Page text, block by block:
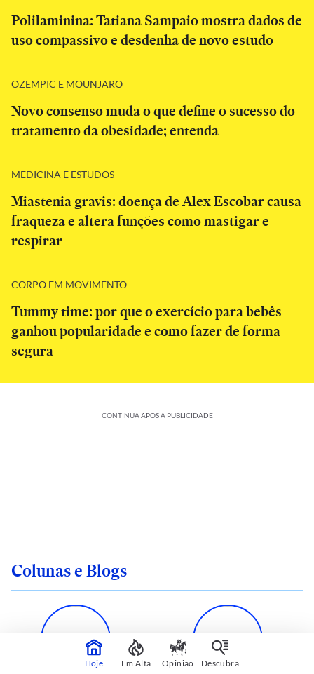
Polilaminina: Tatiana Sampaio mostra dados de
uso compassivo e desdenha de novo estudo
OZEMPIC E MOUNJARO
Novo consenso muda o que define o sucesso do
tratamento da obesidade; entenda
MEDICINA E ESTUDOS
Miastenia gravis: doença de Alex Escobar causa
fraqueza e altera funções como mastigar e
respirar
CORPO EM MOVIMENTO
Tummy time: por que o exercício para bebês
ganhou popularidade e como fazer de forma
segura
CONTINUA APÓS A PUBLICIDADE
Colunas e Blogs
Hoje Em Alta Opinião Descubra